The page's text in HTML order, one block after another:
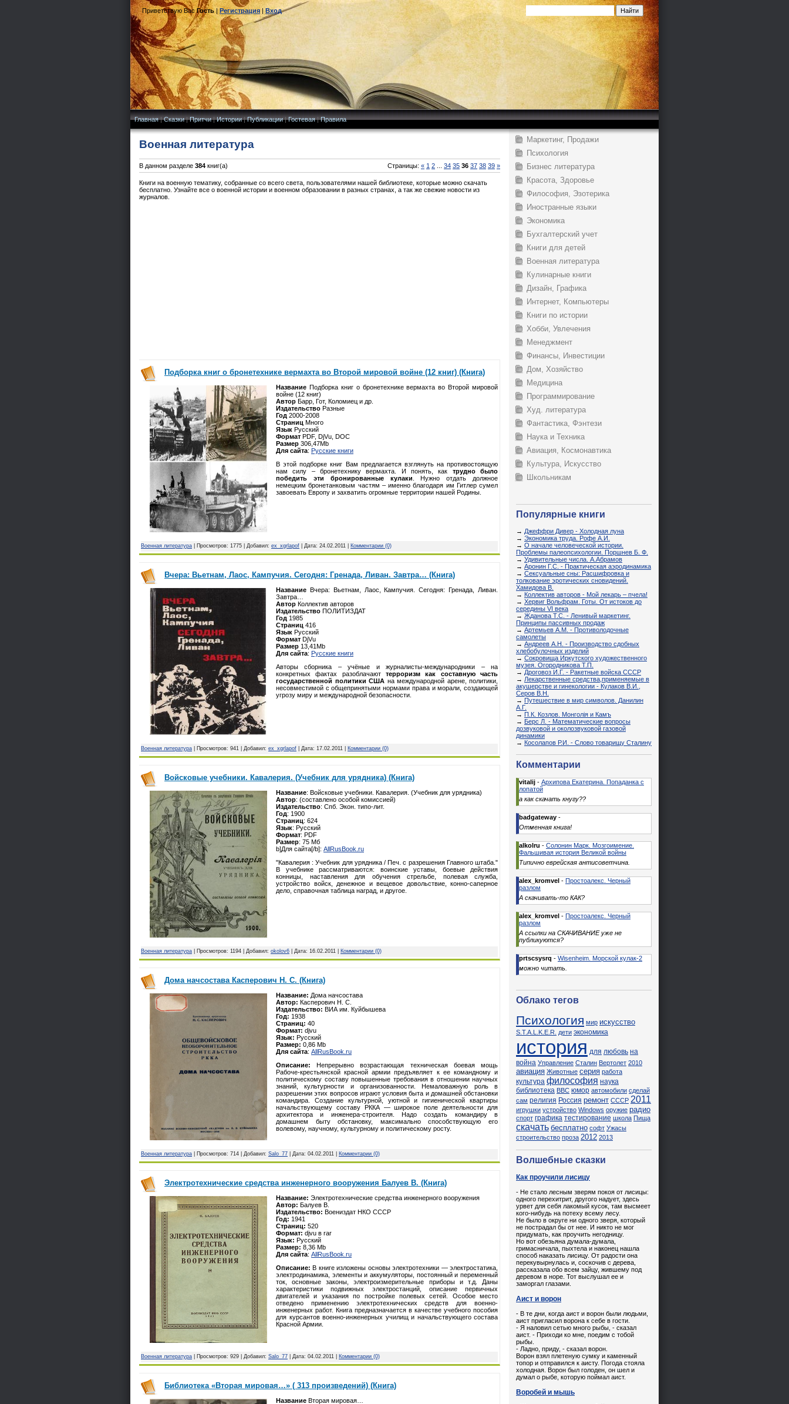
Приветствую Вас Гость|Регистрация|Вход
Главная|Сказки|Притчи|Истории|Публикации|Гостевая|Правила
Военная литература
В данном разделе 384 книг(а) Страницы: « 1 2 34 35 36 37 38 39 »
Книги на военную тематику, собранные со всего света, пользователями нашей библиотеке, которые можно скачать
бесплатно. Узнайте все о военной истории и военном образовании в разных странах, а так же свежие новости из
журналов.
Подборка книг о бронетехнике вермахта во Второй мировой войне (12 книг) (Книга)
Название Подборка книг о бронетехнике вермахта во Второй мировой
войне (12 книг)
Автор Барр, Гот, Коломиец и др.
Издательство Разные
Год 2000-2008
Страниц Много
Язык Русский
Формат PDF, DjVu, DOC
Размер 306,47Mb
Для сайта: Русские книги
В этой подборке книг Вам предлагается взглянуть на противостоящую
нам силу – бронетехнику вермахта. И понять, как трудно было
победить эти бронированные кулаки . Нужно отдать должное
немецким бронетанковым частям – именно благодаря им Гитлер сумел
завоевать Европу и захватить огромные территории нашей Родины.
Военная литература | Просмотров: 1775 | Добавил: ex_xgrlapof | Дата: 24.02.2011 Комментарии (0)
Вчера: Вьетнам, Лаос, Кампучия. Сегодня: Гренада, Ливан. Завтра… (Книга)
Название Вчера: Вьетнам, Лаос, Кампучия. Сегодня: Гренада, Ливан.
Завтра…
Автор Коллектив авторов
Издательство ПОЛИТИЗДАТ
Год 1985
Страниц 416
Язык Русский
Формат DjVu
Размер 13,41Mb
Для сайта: Русские книги
Авторы сборника – учёные и журналисты-международники – на
конкретных фактах разоблачают терроризм как составную часть
государственной политики США на международной арене, политики,
несовместимой с общепринятыми нормами права и морали, создающей
угрозу миру и международной безопасности.
Военная литература | Просмотров: 941 | Добавил: ex_xgrlapof | Дата: 17.02.2011 Комментарии (0)
Войсковые учебники. Кавалерия. (Учебник для урядника) (Книга)
Название: Войсковые учебники. Кавалерия. (Учебник для урядника)
Автор: (составлено особой комиссией)
Издательство: Спб. Экон. типо-лит.
Год: 1900
Страниц: 624
Язык: Русский
Формат: PDF
Размер: 75 Мб
b]Для сайта[/b]: AllRusBook.ru
"Кавалерия : Учебник для урядника / Печ. с разрешения Главного штаба."
В учебнике рассматриваются: воинские уставы, боевые действия
конницы, наставления для обучения стрельбе, полевая служба,
устройство войск, денежное и вещевое довольствие, конно-саперное
дело, справочная таблица наград, и другое.
Военная литература | Просмотров: 1194 | Добавил: okolov6 | Дата: 16.02.2011 Комментарии (0)
Дома начсостава Касперович Н. С. (Книга)
Название: Дома начсостава
Автор: Касперович Н. С.
Издательство: ВИА им. Куйбышева
Год: 1938
Страниц: 40
Формат: djvu
Язык: Русский
Размер: 0,86 Mb
Для сайта: AllRusBook.ru
Описание: Непрерывно возрастающая техническая боевая мощь
Рабоче-крестьянской красной армии предъявляет к ее командному и
политическому составу повышенные требования в отношении научных
знаний, культурности и организованности. Немаловажную роль в
разрешении этих вопросов играют условия быта и домашней обстановки
командира. Создание культурной, уютной и гигиенической квартиры
начальствующему составу РККА — широкое поле деятельности для
архитектора и инженера-строителя. Надо создать командиру в
домашнем быту обстановку, максимально способствующую его
волевому, научному, культурному и политическому росту.
Военная литература | Просмотров: 714 | Добавил: Salo_77 | Дата: 04.02.2011 Комментарии (0)
Электротехнические средства инженерного вооружения Балуев В. (Книга)
Название: Электротехнические средства инженерного вооружения
Автор: Балуев В.
Издательство: Воениздат НКО СССР
Год: 1941
Страниц: 520
Формат: djvu в rar
Язык: Русский
Размер: 8,36 Mb
Для сайта: AllRusBook.ru
Описание: В книге изложены основы электротехники — электростатика,
электродинамика, элементы и аккумуляторы, постоянный и переменный
ток, основные законы, электроизмерительные приборы и т.д. Даны
характеристики подвижных электростанций, описание первичных
двигателей и указания по постройке полевых сетей. Особое место
отведено применению электротехнических средств для военно-
инженерных работ. Книга предназначается в качестве учебного пособия
для курсантов военно-инженерных училищ и начальствующего состава
Красной Армии.
Военная литература | Просмотров: 929 | Добавил: Salo_77 | Дата: 04.02.2011 Комментарии (0)
Библиотека «Вторая мировая…» ( 313 произведений) (Книга)
Название Вторая мировая…
Маркетинг, Продажи
Психология
Бизнес литература
Красота, Здоровье
Философия, Эзотерика
Иностранные языки
Экономика
Бухгалтерский учет
Книги для детей
Военная литература
Кулинарные книги
Дизайн, Графика
Интернет, Компьютеры
Книги по истории
Хобби, Увлечения
Менеджмент
Финансы, Инвестиции
Дом, Хозяйство
Медицина
Программирование
Худ. литература
Фантастика, Фэнтези
Наука и Техника
Авиация, Космонавтика
Культура, Искусство
Школьникам
Популярные книги
→ Джеффри Дивер - Холодная луна
→ Экономика труда. Рофе А.И.
→ О начале человеческой истории.
Проблемы палеопсихологии. Поршнев Б. Ф.
→ Удивительные числа. А.Абрамов
→ Аронин Г.С. - Практическая аэродинамика
→ Сексуальные сны: Расшифровка и
толкование эротических сновидений.
Хамидова В.
→ Коллектив авторов - Мой лекарь – пчела!
→ Хервиг Вольфрам. Готы. От истоков до
середины VI века
→ Жданова Т.С. - Ленивый маркетинг.
Принципы пассивных продаж
→ Артемьев А.М. - Противолодочные
самолеты
→ Андреев А.Н. - Производство сдобных
хлебобулочных изделий
→ Сокровища Иркутского художественного
музея. Огородникова Т.П.
→ Дроговоз И.Г. - Ракетные войска СССР
→ Лекарственные средства,применяемые в
акушерстве и гинекологии - Кулаков В.И.,
Серов В.Н.
→ Путешествие в мир символов. Данилин
А.Г.
→ П.К. Козлов. Монголiя и Камъ
→ Берс Л. - Математические вопросы
дозвуковой и околозвуковой газовой
динамики
→ Косолапов Р.И. - Слово товарищу Сталину
Комментарии
vitalij - Архипова Екатерина. Попаданка с
лопатой
а как скачать кнугу??
badgateway -
Отменная книга!
alkolru - Солонин Марк. Мозгоимение.
Фальшивая история Великой войны
Типично еврейская антисоветчина.
alex_kromvel - Простоалекс. Черный
разлом
А скачивать-то КАК?
alex_kromvel - Простоалекс. Черный
разлом
А ссылки на СКАЧИВАНИЕ уже не
публикуются?
prtscsysrq - Wisenheim. Морской кулак-2
можно читать.
Облако тегов
Психология мир искусство
S.T.A.L.K.E.R. дети экономика
история для любовь на
война Управление Сталин Вертолет 2010
авиация Животные серия работа
культура философия наука
библиотека ВВС юмор автомобили сделай
сам религия Россия ремонт СССР 2011
игрушки устройство Windows оружие радио
спорт графика тестирование школа Пища
скачать бесплатно софт Ужасы
строительство проза 2012 2013
Волшебные сказки
Как проучили лисицу
- Не стало лесным зверям покоя от лисицы:
одного перехитрит, другого надует, здесь
урвет для себя лакомый кусок, там высмеет
кого-нибудь на потеху всему лесу.
Не было в округе ни одного зверя, который
не пострадал бы от нее. И никто не мог
придумать, как проучить негодницу.
Но вот обезьяна думала-думала,
гримасничала, пыхтела и наконец нашла
способ наказать лисицу. От радости она
перекувырнулась и, соскочив с дерева,
рассказала обо всем зайцу, жившему под
деревом в норе. Тот выслушал ее и
заморгал глазами.
Аист и ворон
- В те дни, когда аист и ворон были людьми,
аист пригласил ворона к себе в гости.
- Я наловил сетью много рыбы, - сказал
аист. - Приходи ко мне, поедим с тобой
рыбы.
- Ладно, приду, - сказал ворон.
Ворон взял плетеную сумку и каменный
топор и отправился к аисту. Погода стояла
холодная. Ворон был голоден, он шел и
думал о рыбе, которую поймал аист.
Воробей и мышь